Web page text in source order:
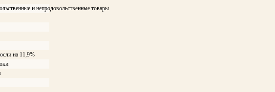
и непродовольственные товары
на 11,9%